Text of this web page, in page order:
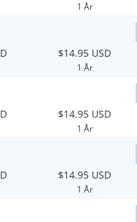
1 År
$14.95 USD
1 År
$14.95 USD
1 År
$14.95 USD
1 År